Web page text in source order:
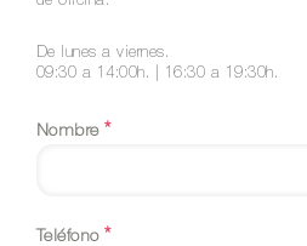
De lunes a viernes.
09:30 a 14:00h. | 16:30 a 19:30h.
Nombre*
Teléfono*